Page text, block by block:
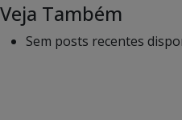
Veja Também
Sem posts recentes